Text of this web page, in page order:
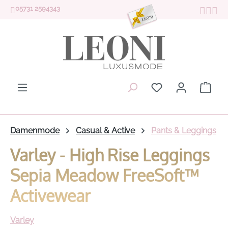
Zum Hauptinhalt springen
05731 2594343
Du hast 0
Damenmode Casual & Active Pants & Leggings
Varley - High Rise Leggings
Sepia Meadow FreeSoft™
Activewear
Varley